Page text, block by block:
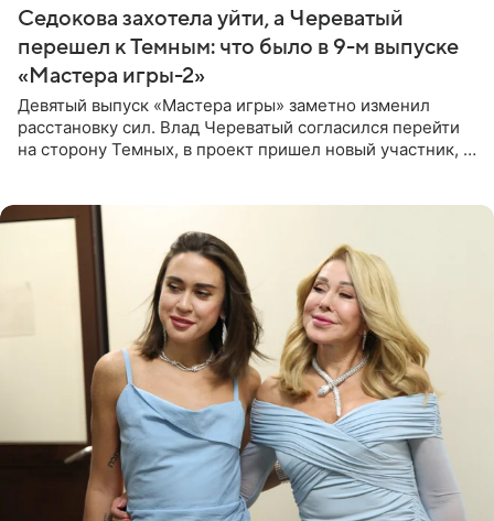
Седокова захотела уйти, а Череватый
перешел к Темным: что было в 9-м выпуске
«Мастера игры-2»
Девятый выпуск «Мастера игры» заметно изменил
расстановку сил. Влад Череватый согласился перейти
на сторону Темных, в проект пришел новый участник, а